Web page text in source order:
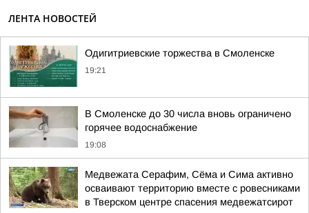
ЛЕНТА НОВОСТЕЙ
Одигитриевские торжества в Смоленске
19:21
В Смоленске до 30 числа вновь ограничено
горячее водоснабжение
19:08
Медвежата Серафим, Сёма и Сима активно
осваивают территорию вместе с ровесниками
в Тверском центре спасения медвежатсирот